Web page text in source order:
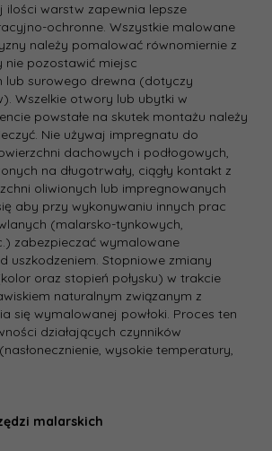
ilości warstw zapewnia lepsze
ochronne. Wszystkie malowane
należy pomalować równomiernie z
nie pozostawić miejsc
lub surowego drewna (dotyczy
Wszelkie otwory lub ubytki w
powstałe na skutek montażu należy
Nie używaj impregnatu do
dachowych i podłogowych,
na długotrwały, ciągły kontakt z
oliwionych lub impregnowanych
aby przy wykonywaniu innych prac
(malarsko-tynkowych,
zabezpieczać wymalowane
uszkodzeniem. Stopniowe zmiany
oraz stopień połysku) w trakcie
naturalnym związanym z
się wymalowanej powłoki. Proces ten
działających czynników
wysokie temperatury,
malarskich